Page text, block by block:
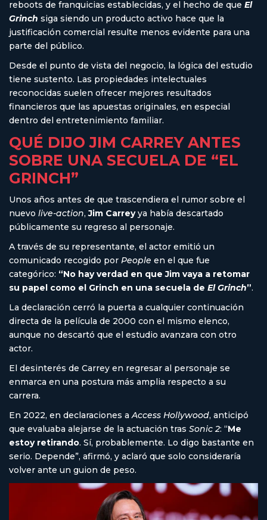
reboots de franquicias establecidas, y el hecho de que El
Grinch siga siendo un producto activo hace que la
justificación comercial resulte menos evidente para una
parte del público.
Desde el punto de vista del negocio, la lógica del estudio
tiene sustento. Las propiedades intelectuales
reconocidas suelen ofrecer mejores resultados
financieros que las apuestas originales, en especial
dentro del entretenimiento familiar.
QUÉ DIJO JIM CARREY ANTES
SOBRE UNA SECUELA DE “EL
GRINCH”
Unos años antes de que trascendiera el rumor sobre el
nuevo live-action,Jim Carreyya había descartado
públicamente su regreso al personaje.
A través de su representante, el actor emitió un
comunicado recogido por People en el que fue
categórico: “No hay verdad en que Jim vaya a retomar
su papel como el Grinch en una secuela de El Grinch”.
La declaración cerró la puerta a cualquier continuación
directa de la película de 2000 con el mismo elenco,
aunque no descartó que el estudio avanzara con otro
actor.
El desinterés de Carrey en regresar al personaje se
enmarca en una postura más amplia respecto a su
carrera.
En 2022, en declaraciones aAccess Hollywood, anticipó
que evaluaba alejarse de la actuación tras Sonic 2: “Me
estoy retirando. Sí, probablemente. Lo digo bastante en
serio. Depende”, afirmó, y aclaró que solo consideraría
volver ante un guion de peso.